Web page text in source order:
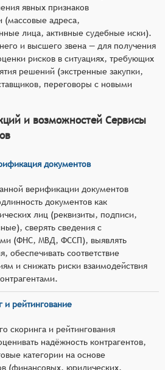
явных признаков
(массовые адреса,
лица, активные судебные иски).
и высшего звена — для получения
рисков в ситуациях, требующих
решений (экстренные закупки,
переговоры с новыми
и возможностей Сервисы
документов
верификации документов
документов как
лиц (реквизиты, подписи,
сверять сведения с
(ФНС, МВД, ФССП), выявлять
обеспечивать соответствие
и снижать риски взаимодействия
и рейтингование
скоринга и рейтингования
надёжность контрагентов,
категории на основе
(финансовых, юридических,